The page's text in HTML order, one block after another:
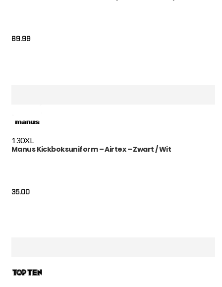
69.99
130XL
Manus Kickboksuniform – Airtex – Zwart / Wit
35.00